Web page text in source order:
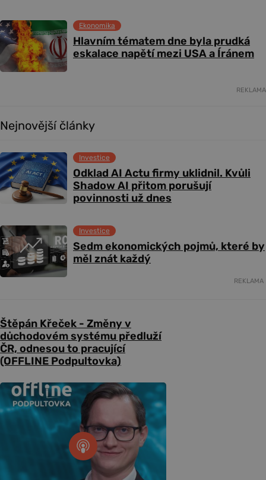
Hlavním tématem dne byla prudká
eskalace napětí mezi USA a Íránem
Ekonomika
REKLAMA
Nejnovější články
Odklad AI Actu firmy uklidnil. Kvůli
Shadow AI přitom porušují
povinnosti už dnes
Investice
Sedm ekonomických pojmů, které by
měl znát každý
Investice
REKLAMA
Štěpán Křeček - Změny v
důchodovém systému předluží
ČR, odnesou to pracující
(OFFLINE Podpultovka)